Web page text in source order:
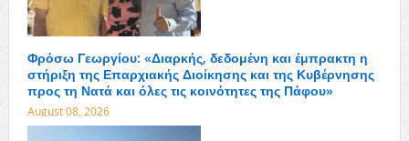
Φρόσω Γεωργίου: «Διαρκής, δεδομένη και έμπρακτη η
στήριξη της Επαρχιακής Διοίκησης και της Κυβέρνησης
προς τη Νατά και όλες τις κοινότητες της Πάφου»
August 08, 2026